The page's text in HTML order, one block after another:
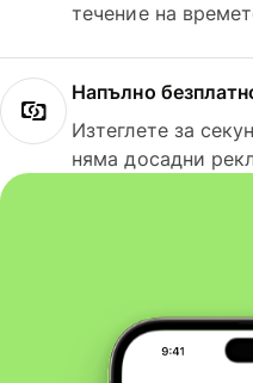
течение на
Напълно
Изтеглете за
няма досадни